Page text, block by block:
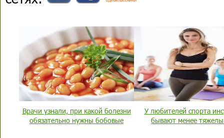
Врачи узнали, при какой болезни
обязательно нужны бобовые
У любителей спорта
бывают менее